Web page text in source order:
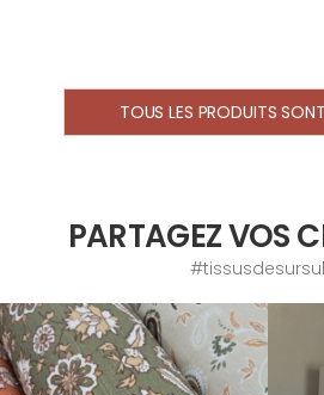
TOUS LES PRODUITS
PARTAGEZ VOS